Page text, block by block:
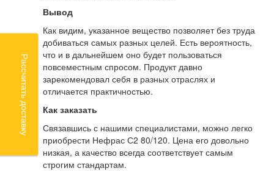
Вывод
Как видим, указанное вещество позволяет без труда
добиваться самых разных целей. Есть вероятность,
что и в дальнейшем оно будет пользоваться
повсеместным спросом. Продукт давно
зарекомендовал себя в разных отраслях и
отличается практичностью.
Как заказать
Связавшись с нашими специалистами, можно легко
приобрести Нефрас С2 80/120. Цена его довольно
низкая, а качество всегда соответствует самым
строгим стандартам.
Рассчитать доставку